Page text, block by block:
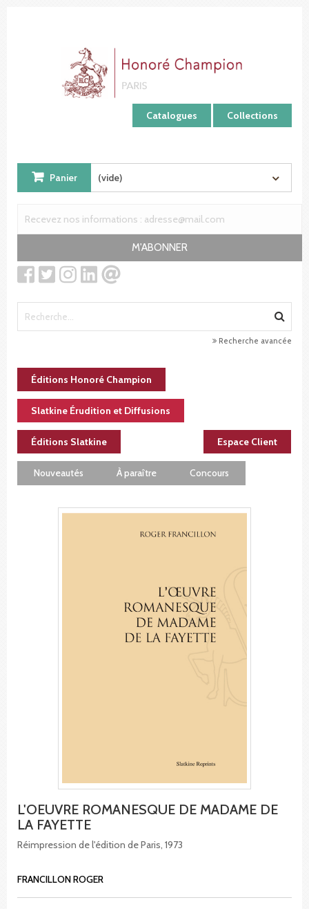
Catalogues Collections
Panier (vide)
M'ABONNER
Recherche avancée
Éditions Honoré Champion
Slatkine Érudition et Diffusions
Éditions Slatkine Espace Client
Nouveautés À paraître Concours
L'OEUVRE ROMANESQUE DE MADAME DE
LA FAYETTE
Réimpression de l'édition de Paris, 1973
FRANCILLON ROGER